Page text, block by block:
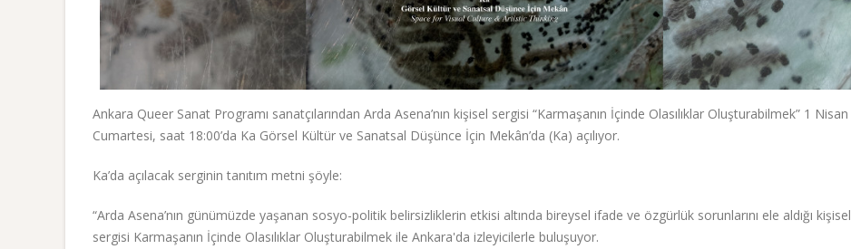
Ankara Queer Sanat Programı sanatçılarından Arda Asena’nın kişisel sergisi “Karmaşanın İçinde Olasılıklar Oluşturabilmek” 1 Nisan
Cumartesi, saat 18:00’da Ka Görsel Kültür ve Sanatsal Düşünce İçin Mekân’da (Ka) açılıyor.
Ka’da açılacak serginin tanıtım metni şöyle:
“Arda Asena’nın günümüzde yaşanan sosyo-politik belirsizliklerin etkisi altında bireysel ifade ve özgürlük sorunlarını ele aldığı kişisel
sergisi Karmaşanın İçinde Olasılıklar Oluşturabilmek ile Ankara'da izleyicilerle buluşuyor.